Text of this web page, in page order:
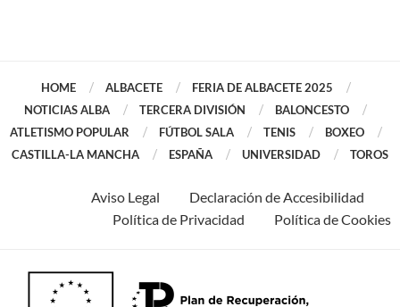
HOME ALBACETE
FERIA DE ALBACETE 2025
NOTICIAS ALBA
TERCERA DIVISIÓN
BALONCESTO
ATLETISMO POPULAR
FÚTBOL SALA TENIS
BOXEO
CASTILLA-LA MANCHA
ESPAÑA UNIVERSIDAD TOROS
Aviso Legal
Declaración de Accesibilidad
Política de Privacidad
Política de Cookies